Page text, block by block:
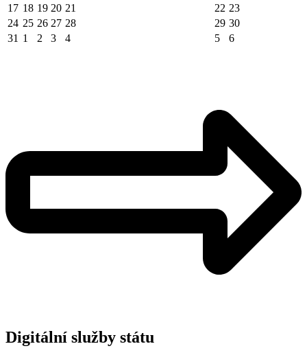
17 18 19 20 21 22 23
24 25 26 27 28 29 30
31 1 2 3 4 5 6
Digitální služby státu